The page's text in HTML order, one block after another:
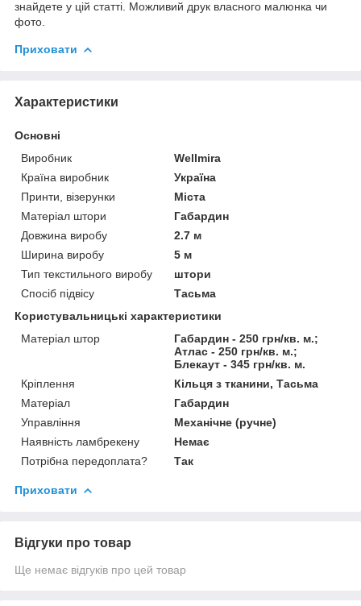
знайдете у цій статті. Можливий друк власного малюнка чи
фото.
Приховати
Характеристики
Основні
Виробник
Wellmira
Країна виробник
Україна
Принти, візерунки
Міста
Матеріал штори
Габардин
Довжина виробу
2.7 м
Ширина виробу
5 м
Тип текстильного виробу
штори
Спосіб підвісу
Тасьма
Користувальницькі характеристики
Матеріал штор
Габардин - 250 грн/кв. м.;
Атлас - 250 грн/кв. м.;
Блекаут - 345 грн/кв. м.
Кріплення
Кільця з тканини, Тасьма
Матеріал
Габардин
Управління
Механічне (ручне)
Наявність ламбрекену
Немає
Потрібна передоплата?
Так
Приховати
Відгуки про товар
Ще немає відгуків про цей товар